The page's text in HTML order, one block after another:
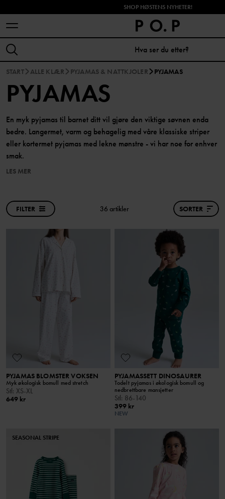
SHOP HØSTENS NYHETER!
START ALLE KLÆR PYJAMAS & NATTKJOLER PYJAMAS
PYJAMAS
En myk pyjamas til barnet ditt vil gjøre den viktige søvnen enda
bedre. Langermet, varm og behagelig med våre klassiske striper
eller kortermet pyjamas med lekne mønstre - vi har noe for enhver
smak.
LES MER
FILTER 36 artikler SORTER
PYJAMAS BLOMSTER VOKSEN
Myk økologisk bomull med stretch
Stl : XS-XL
649 kr
PYJAMASSETT DINOSAURER
Todelt pyjamas i økologisk bomull og
nedbrettbare mansjetter
Stl : 86-140
399 kr
NEW
SEASONAL STRIPE